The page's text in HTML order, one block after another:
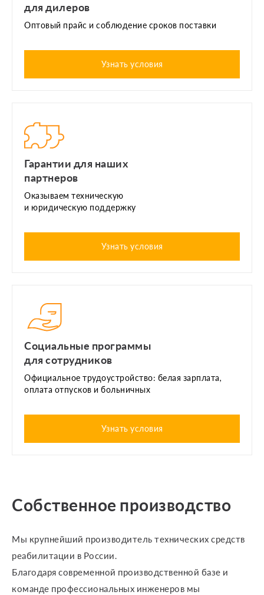
для дилеров
Оптовый прайс и соблюдение сроков поставки
Узнать условия
Гарантии для наших
партнеров
Оказываем техническую
и юридическую поддержку
Узнать условия
Социальные программы
для сотрудников
Официальное трудоустройство: белая зарплата,
оплата отпусков и больничных
Узнать условия
Собственное производство
Мы крупнейший производитель технических средств
реабилитации в России.
Благодаря современной производственной базе и
команде профессиональных инженеров мы